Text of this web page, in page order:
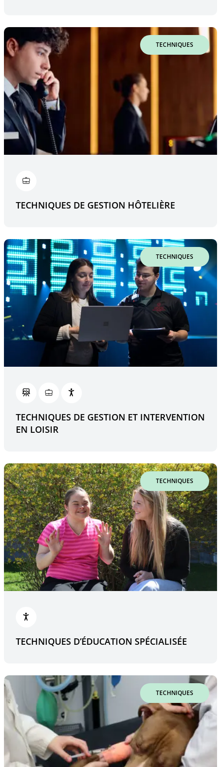
TECHNIQUES
TECHNIQUES DE GESTION HÔTELIÈRE
TECHNIQUES
TECHNIQUES DE GESTION ET INTERVENTION
EN LOISIR
TECHNIQUES
TECHNIQUES D’ÉDUCATION SPÉCIALISÉE
TECHNIQUES